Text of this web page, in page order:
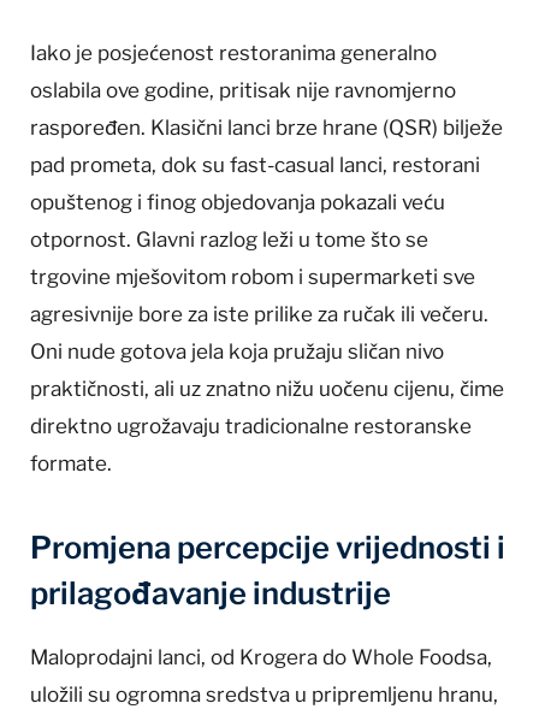
Iako je posjećenost restoranima generalno
oslabila ove godine, pritisak nije ravnomjerno
raspoređen. Klasični lanci brze hrane (QSR) bilježe
pad prometa, dok su fast-casual lanci, restorani
opuštenog i finog objedovanja pokazali veću
otpornost. Glavni razlog leži u tome što se
trgovine mješovitom robom i supermarketi sve
agresivnije bore za iste prilike za ručak ili večeru.
Oni nude gotova jela koja pružaju sličan nivo
praktičnosti, ali uz znatno nižu uočenu cijenu, čime
direktno ugrožavaju tradicionalne restoranske
formate.
Promjena percepcije vrijednosti i
prilagođavanje industrije
Maloprodajni lanci, od Krogera do Whole Foodsa,
uložili su ogromna sredstva u pripremljenu hranu,